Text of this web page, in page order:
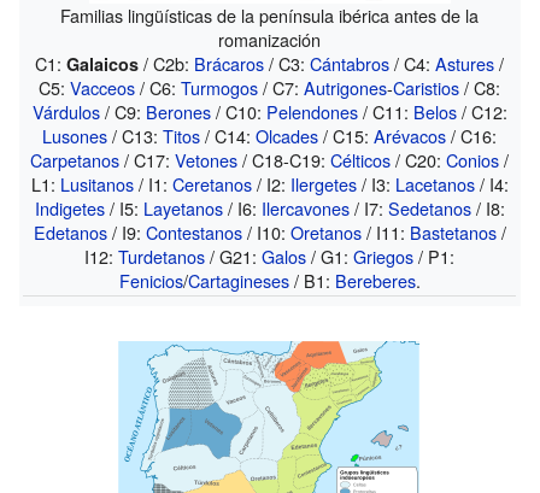
Familias lingüísticas de la península ibérica antes de la
romanización
C1:Galaicos / C2b: Brácaros/ C3:Cántabros/ C4:Astures/
C5:Vacceos/ C6:Turmogos/ C7:Autrigones-Caristios/ C8:
Várdulos/ C9: Berones/ C10: Pelendones/ C11: Belos/ C12:
Lusones/ C13:Titos/ C14:Olcades/ C15:Arévacos/ C16:
Carpetanos/ C17:Vetones/ C18-C19:Célticos/ C20:Conios/
L1: Lusitanos/ I1: Ceretanos/ I2: Ilergetes/ I3: Lacetanos/ I4:
Indigetes/ I5: Layetanos/ I6: Ilercavones/ I7: Sedetanos/ I8:
Edetanos/ I9: Contestanos/ I10: Oretanos/ I11: Bastetanos/
I12:Turdetanos/ G21:Galos/ G1:Griegos/ P1:
Fenicios/Cartagineses/ B1: Bereberes.